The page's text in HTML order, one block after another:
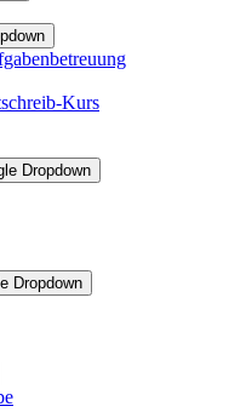
Kurs
Dropdown
Dropdown